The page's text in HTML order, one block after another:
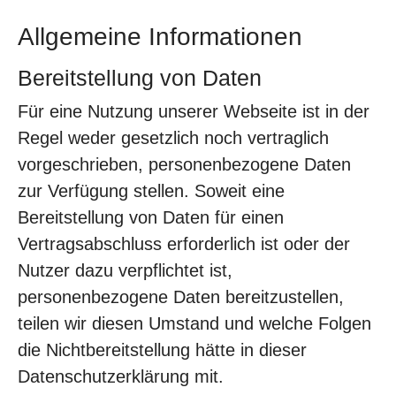
Allgemeine Informationen
Bereitstellung von Daten
Für eine Nutzung unserer Webseite ist in der
Regel weder gesetzlich noch vertraglich
vorgeschrieben, personenbezogene Daten
zur Verfügung stellen. Soweit eine
Bereitstellung von Daten für einen
Vertragsabschluss erforderlich ist oder der
Nutzer dazu verpflichtet ist,
personenbezogene Daten bereitzustellen,
teilen wir diesen Umstand und welche Folgen
die Nichtbereitstellung hätte in dieser
Datenschutzerklärung mit.